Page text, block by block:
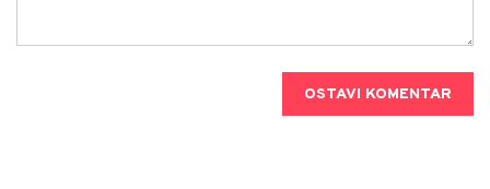
OSTAVI KOMENTAR